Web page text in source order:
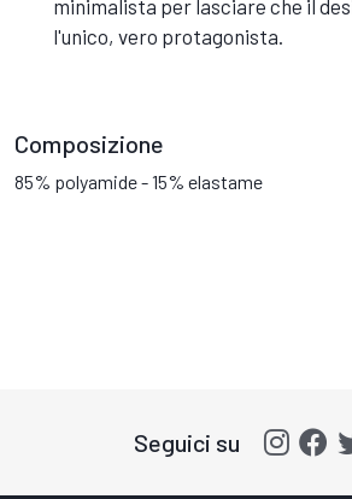
minimalista per lasciare che il
l'unico, vero protagonista.
Composizione
85% polyamide - 15% elastame
Seguici su